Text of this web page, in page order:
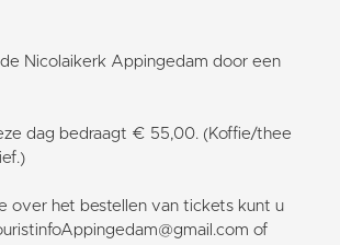
de Nicolaikerk Appingedam door een
dag bedraagt € 55,00. (Koffie/thee
over het bestellen van tickets kunt u
of